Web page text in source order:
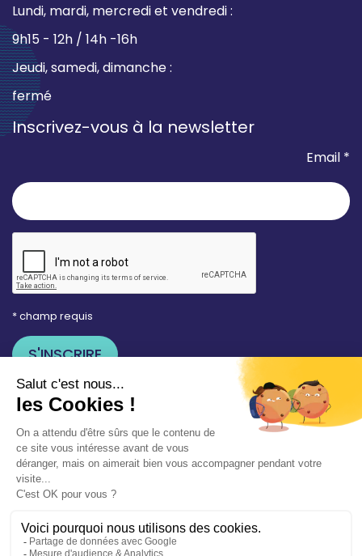
Lundi, mardi, mercredi et vendredi :
9h15 - 12h / 14h -16h
Jeudi, samedi, dimanche :
fermé
Inscrivez-vous à la newsletter
Email *
* champ requis
Votre adresse e-mail est uniquement utilisée pour
vous envoyer les lettres d'information de la Mairie de
utiliser le lien de désabonnement intégré dans la
newsletter. Consultez notrepolitique de
confidentialitépour en savoir plus.
Vos démarches en ligne
Politique de confidentialité